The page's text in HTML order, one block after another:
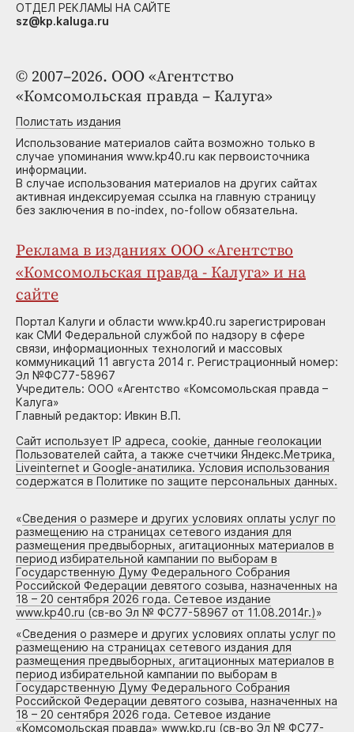
© 2007–2026. ООО «Агентство
«Комсомольская правда – Калуга»
Полистать издания
Использование материалов сайта возможно только в
случае упоминания www.kp40.ru как первоисточника
информации.
В случае использования материалов на других сайтах
активная индексируемая ссылка на главную страницу
без заключения в no-index, no-follow обязательна.
Реклама в изданиях ООО «Агентство
«Комсомольская правда - Калуга» и на
сайте
Портал Калуги и области www.kp40.ru зарегистрирован
как СМИ Федеральной службой по надзору в сфере
связи, информационных технологий и массовых
коммуникаций 11 августа 2014 г. Регистрационный номер:
Эл №ФС77-58967
Учредитель: ООО «Агентство «Комсомольская правда –
Калуга»
Главный редактор: Ивкин В.П.
Сайт использует IP адреса, cookie, данные геолокации
Пользователей сайта, а также счетчики Яндекс.Метрика,
Liveinternet и Google-анатилика. Условия использования
содержатся в Политике по защите персональных данных.
«Сведения о размере и других условиях оплаты услуг по
размещению на страницах сетевого издания для
размещения предвыборных, агитационных материалов в
период избирательной кампании по выборам в
Государственную Думу Федерального Собрания
Российской Федерации девятого созыва, назначенных на
18 – 20 сентября 2026 года. Сетевое издание
www.kp40.ru (св-во Эл № ФС77-58967 от 11.08.2014г.)»
«Сведения о размере и других условиях оплаты услуг по
размещению на страницах сетевого издания для
размещения предвыборных, агитационных материалов в
период избирательной кампании по выборам в
Государственную Думу Федерального Собрания
Российской Федерации девятого созыва, назначенных на
18 – 20 сентября 2026 года. Сетевое издание
«Комсомольская правда» www.kp.ru (св-во Эл № ФС77-
ОТДЕЛ РЕКЛАМЫ НА САЙТЕ
sz@kp.kaluga.ru